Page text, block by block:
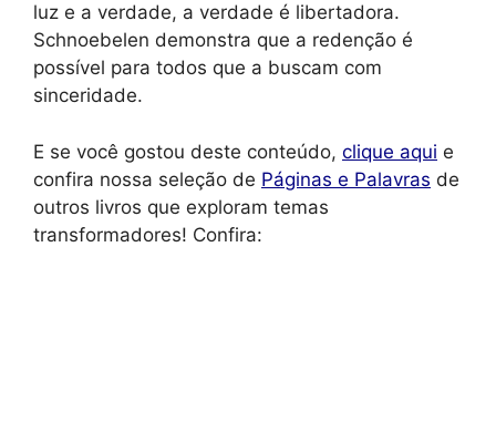
luz e a verdade, a verdade é libertadora.
Schnoebelen demonstra que a redenção é
possível para todos que a buscam com
sinceridade.
E se você gostou deste conteúdo, clique aqui e
confira nossa seleção de Páginas e Palavras de
outros livros que exploram temas
transformadores! Confira: